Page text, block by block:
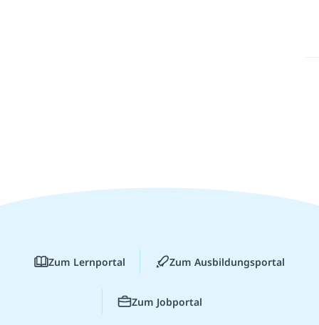
Zum Lernportal Zum Ausbildungsportal
Zum Jobportal